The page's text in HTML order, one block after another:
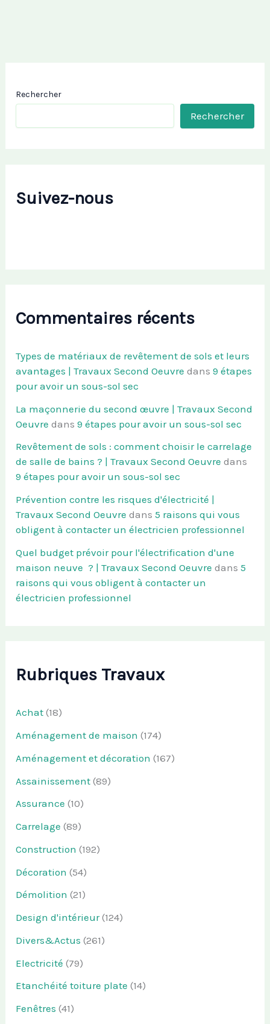
Rechercher
Rechercher
Suivez-nous
Commentaires récents
Types de matériaux de revêtement de sols et leurs
avantages | Travaux Second Oeuvre dans9 étapes
pour avoir un sous-sol sec
La maçonnerie du second œuvre | Travaux Second
Oeuvre dans9 étapes pour avoir un sous-sol sec
Revêtement de sols : comment choisir le carrelage
de salle de bains ? | Travaux Second Oeuvre dans
9 étapes pour avoir un sous-sol sec
Prévention contre les risques d'électricité |
Travaux Second Oeuvre dans5 raisons qui vous
obligent à contacter un électricien professionnel
Quel budget prévoir pour l'électrification d'une
maison neuve ? | Travaux Second Oeuvre dans5
raisons qui vous obligent à contacter un
électricien professionnel
Rubriques Travaux
Achat (18)
Aménagement de maison (174)
Aménagement et décoration (167)
Assainissement (89)
Assurance (10)
Carrelage (89)
Construction (192)
Décoration (54)
Démolition (21)
Design d'intérieur(124)
Divers&Actus (261)
Electricité (79)
Etanchéité toiture plate (14)
Fenêtres (41)